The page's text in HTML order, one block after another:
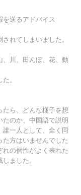
を送るアドバイス
れてしまいました。
、川、田んぼ、花、動
。
たら、どんな様子を想
たのか、中国語で説明
誰一人として、全く同
た方はいませんでした
れの個性がよく表れた
ました。